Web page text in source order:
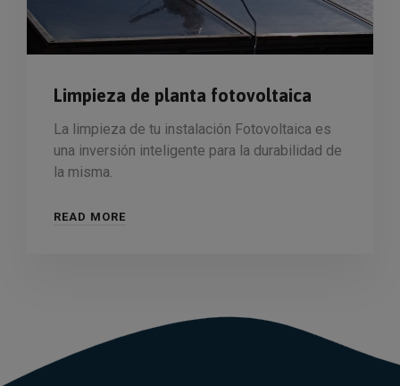
Limpieza de planta fotovoltaica
La limpieza de tu instalación Fotovoltaica es
una inversión inteligente para la durabilidad de
la misma.
READ MORE